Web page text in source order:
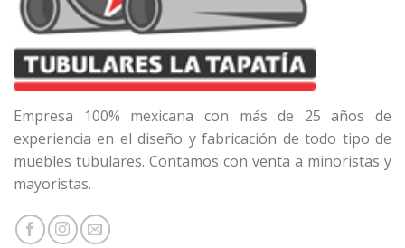
Empresa 100% mexicana con más de 25 años de
experiencia en el diseño y fabricación de todo tipo de
muebles tubulares. Contamos con venta a minoristas y
mayoristas.